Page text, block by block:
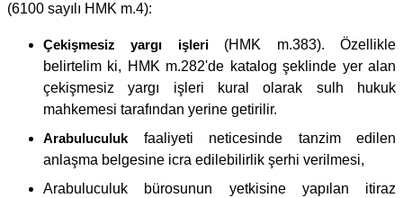
(6100 sayılı HMK m.4):
Çekişmesiz yargı işleri(HMK m.383). Özellikle
belirtelim ki, HMK m.282'de katalog şeklinde yer alan
çekişmesiz yargı işleri kural olarak sulh hukuk
mahkemesi tarafından yerine getirilir.
Arabuluculuk faaliyeti neticesinde tanzim edilen
anlaşma belgesine icra edilebilirlik şerhi verilmesi,
Arabuluculuk bürosunun yetkisine yapılan itiraz